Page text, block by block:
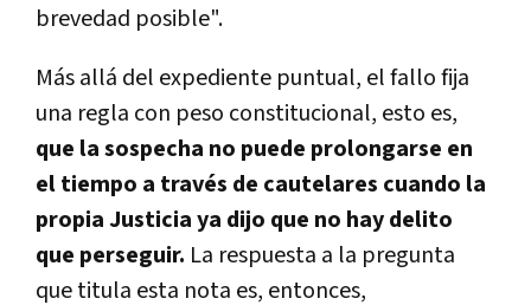
brevedad posible".
Más allá del expediente puntual, el fallo fija
una regla con peso constitucional, esto es,
que la sospecha no puede prolongarse en
el tiempo a través de cautelares cuando la
propia Justicia ya dijo que no hay delito
que perseguir. La respuesta a la pregunta
que titula esta nota es, entonces,